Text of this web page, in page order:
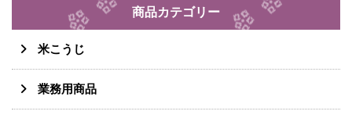
商品カテゴリー
米こうじ
業務用商品